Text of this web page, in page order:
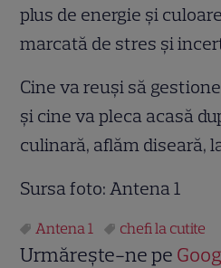
plus de energie și
marcată de stres și
Cine va reuși să
și cine va pleca acasă
culinară, aflăm diseară,
Sursa foto: Antena 1
Antena 1 chefi la cutite
Urmărește-ne pe